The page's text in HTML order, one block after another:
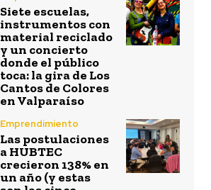
Siete escuelas,
instrumentos con
material reciclado
y un concierto
donde el público
toca: la gira de Los
Cantos de Colores
en Valparaíso
Emprendimiento
Las postulaciones
a HUBTEC
crecieron 138% en
un año (y estas